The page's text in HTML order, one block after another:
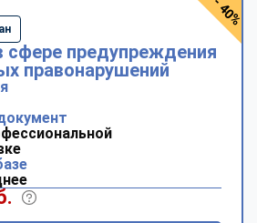
сфере предупреждения
правонарушений
- 40%